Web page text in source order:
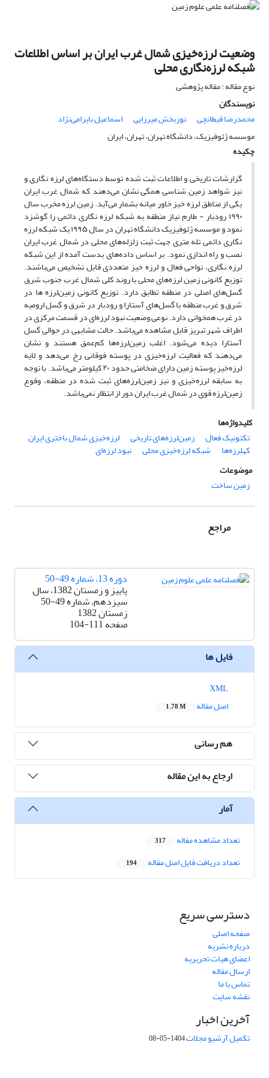
وضعیت لرزه‌خیزی شمال غرب ایران بر اساس اطلاعات
شبکه لرزه‌نگاری محلی
نوع مقاله : مقاله پژوهشی
نویسندگان
محمدرضا قیطانچی
نوربخش میرزایی
اسماعیل بایرامی‌نژاد
موسسه ژئوفیزیک، دانشگاه تهران، تهران، ایران
چکیده
گزارشات تاریخی و اطلاعات ثبت شده توسط دستگاه‌های لرزه نگاری و
نیز شواهد زمین شناسی همگی نشان می‌دهند که شمال غرب ایران
یکی از مناطق لرزه خیز خاور میانه بشمار می‌آید. زمین لرزه مخرب سال
۱۹۹۰ رودبار - طارم نیاز منطقه به شبکه لرزه نگاری دائمی را گوشزد
نمود و موسسه ژئوفیزیک دانشگاه تهران در سال ۱۹۹۵ یک شبکه لرزه
نگاری دائمی تله متری جهت ثبت زلزله‌های محلی در شمال غرب ایران
نصب و راه اندازی نمود. بر اساس داده‌های بدست آمده از این شبکه
لرزه نگاری، نواحی فعال و لرزه خیز متعددی قابل تشخیص می‌باشند.
توزیع کانونی زمین لرزه‌های محلی با روند کلی شمال غرب جنوب شرق
گسل‌های اصلی در منطقه تطابق دارد. توزیع کانونی زمین‌لرزه ها در
شرق و غرب منطقه با گسل‌های آستارا و رودبار در شرق و گسل ارومیه
در غرب همخوانی دارد. نوعی وضعیت نبود لرزه‌ای در قسمت مرکزی در
اطراف شهر تبریز قابل مشاهده می‌باشد. حالت مشابهی در حوالی گسل
آستارا دیده می‌شود. اغلب زمین‌لرزه‌ها کم‌عمق هستند و نشان
می‌دهند که فعالیت لرزه‌خیزی در پوسته فوقانی رخ می‌دهد و لایه
لرزه‌خیز پوسته زمین دارای ضخامتی حدود ۲۰ کیلومتر می‌باشد. با توجه
به سابقه لرزه‌خیزی و نیز زمین‌لرزه‌های ثبت شده در منطقه، وقوع
زمین‌لرزه قوی در شمال غرب ایران دور از انتظار نمی‌باشد.
کلیدواژه‌ها
تکتونیک فعال
زمین‌لرزه‌های تاریخی لرزه‌خیزی شمال باختری ایران
کهلرزه‌ها شبکه لرزه‌خیزی محلی
نبود لرزه‌ای
موضوعات
زمین ساخت
مراجع
دوره 13، شماره 49-50
پاییز و زمستان 1382، سال
سیزدهم، شماره 49-50
زمستان 1382
صفحه104-111
فایل ها
اصل مقاله
1.78 M
هم رسانی
ارجاع به این مقاله
آمار
تعداد مشاهده مقاله 317
تعداد دریافت فایل اصل مقاله 194
دسترسی سریع
صفحه اصلی
درباره نشریه
اعضای هیات تحریریه
ارسال مقاله
تماس با ما
نقشه سایت
آخرین اخبار
تکمیل آرشیو مجلات1404-05-08